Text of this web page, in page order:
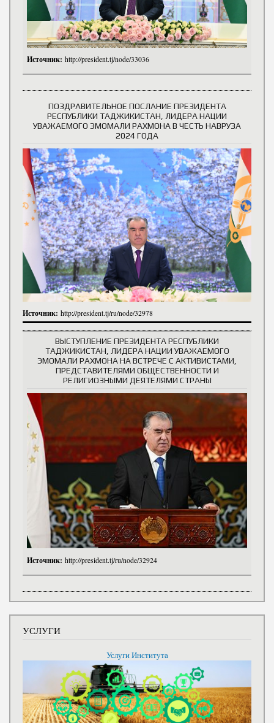
Источник: http://president.tj/node/33036
ПОЗДРАВИТЕЛЬНОЕ ПОСЛАНИЕ ПРЕЗИДЕНТА
РЕСПУБЛИКИ ТАДЖИКИСТАН, ЛИДЕРА НАЦИИ
УВАЖАЕМОГО ЭМОМАЛИ РАХМОНА В ЧЕСТЬ НАВРУЗА
2024 ГОДА
Источник: http://president.tj/ru/node/32978
ВЫСТУПЛЕНИЕ ПРЕЗИДЕНТА РЕСПУБЛИКИ
ТАДЖИКИСТАН, ЛИДЕРА НАЦИИ УВАЖАЕМОГО
ЭМОМАЛИ РАХМОНА НА ВСТРЕЧЕ С АКТИВИСТАМИ,
ПРЕДСТАВИТЕЛЯМИ ОБЩЕСТВЕННОСТИ И
РЕЛИГИОЗНЫМИ ДЕЯТЕЛЯМИ СТРАНЫ
Источник: http://president.tj/ru/node/32924
УСЛУГИ
Услуги Института